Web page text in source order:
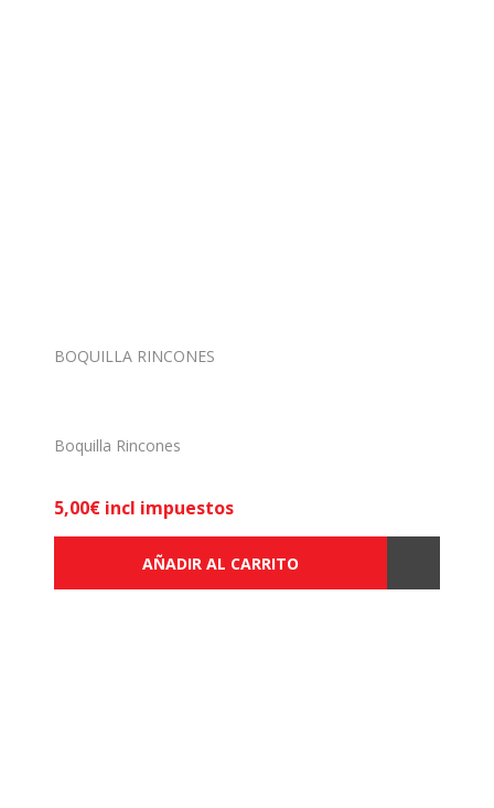
BOQUILLA RINCONES
Boquilla Rincones
5,00€ incl impuestos
AÑADIR AL CARRITO